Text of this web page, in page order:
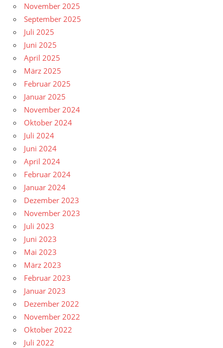
November 2025
September 2025
Juli 2025
Juni 2025
April 2025
März 2025
Februar 2025
Januar 2025
November 2024
Oktober 2024
Juli 2024
Juni 2024
April 2024
Februar 2024
Januar 2024
Dezember 2023
November 2023
Juli 2023
Juni 2023
Mai 2023
März 2023
Februar 2023
Januar 2023
Dezember 2022
November 2022
Oktober 2022
Juli 2022